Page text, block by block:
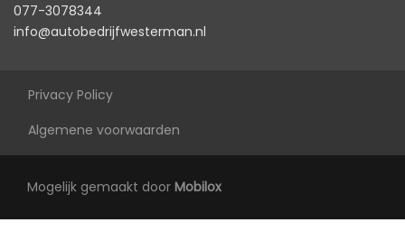
077-3078344
info@autobedrijfwesterman.nl
Privacy Policy
Algemene voorwaarden
Mogelijk gemaakt door Mobilox